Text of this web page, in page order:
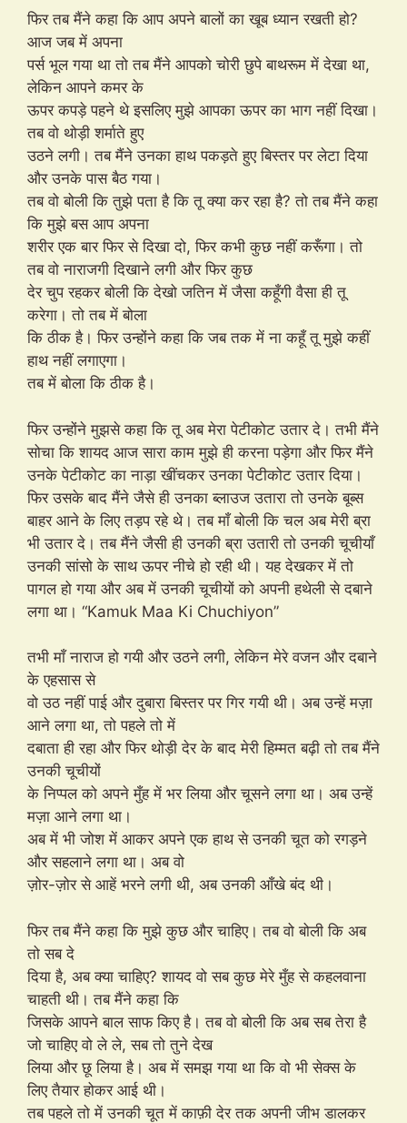
फिर तब मैंने कहा कि आप अपने बालों का खूब ध्यान रखती हो?
आज जब में अपना
पर्स भूल गया था तो तब मैंने आपको चोरी छुपे बाथरूम में देखा था,
लेकिन आपने कमर के
ऊपर कपड़े पहने थे इसलिए मुझे आपका ऊपर का भाग नहीं दिखा।
तब वो थोड़ी शर्माते हुए
उठने लगी। तब मैंने उनका हाथ पकड़ते हुए बिस्तर पर लेटा दिया
और उनके पास बैठ गया।
तब वो बोली कि तुझे पता है कि तू क्या कर रहा है? तो तब मैंने कहा
कि मुझे बस आप अपना
शरीर एक बार फिर से दिखा दो, फिर कभी कुछ नहीं करूँगा। तो
तब वो नाराजगी दिखाने लगी और फिर कुछ
देर चुप रहकर बोली कि देखो जतिन में जैसा कहूँगी वैसा ही तू
करेगा। तो तब में बोला
कि ठीक है। फिर उन्होंने कहा कि जब तक में ना कहूँ तू मुझे कहीं
हाथ नहीं लगाएगा।
तब में बोला कि ठीक है।
फिर उन्होंने मुझसे कहा कि तू अब मेरा पेटीकोट उतार दे। तभी मैंने
सोचा कि शायद आज सारा काम मुझे ही करना पड़ेगा और फिर मैंने
उनके पेटीकोट का नाड़ा खींचकर उनका पेटीकोट उतार दिया।
फिर उसके बाद मैंने जैसे ही उनका ब्लाउज उतारा तो उनके बूब्स
बाहर आने के लिए तड़प रहे थे। तब माँ बोली कि चल अब मेरी ब्रा
भी उतार दे। तब मैंने जैसी ही उनकी ब्रा उतारी तो उनकी चूचीयाँ
उनकी सांसो के साथ ऊपर नीचे हो रही थी। यह देखकर में तो
पागल हो गया और अब में उनकी चूचीयों को अपनी हथेली से दबाने
लगा था। “Kamuk Maa Ki Chuchiyon”
तभी माँ नाराज हो गयी और उठने लगी, लेकिन मेरे वजन और दबाने
के एहसास से
वो उठ नहीं पाई और दुबारा बिस्तर पर गिर गयी थी। अब उन्हें मज़ा
आने लगा था, तो पहले तो में
दबाता ही रहा और फिर थोड़ी देर के बाद मेरी हिम्मत बढ़ी तो तब मैंने
उनकी चूचीयों
के निप्पल को अपने मुँह में भर लिया और चूसने लगा था। अब उन्हें
मज़ा आने लगा था।
अब में भी जोश में आकर अपने एक हाथ से उनकी चूत को रगड़ने
और सहलाने लगा था। अब वो
ज़ोर-ज़ोर से आहें भरने लगी थी, अब उनकी आँखे बंद थी।
फिर तब मैंने कहा कि मुझे कुछ और चाहिए। तब वो बोली कि अब
तो सब दे
दिया है, अब क्या चाहिए? शायद वो सब कुछ मेरे मुँह से कहलवाना
चाहती थी। तब मैंने कहा कि
जिसके आपने बाल साफ किए है। तब वो बोली कि अब सब तेरा है
जो चाहिए वो ले ले, सब तो तुने देख
लिया और छू लिया है। अब में समझ गया था कि वो भी सेक्स के
लिए तैयार होकर आई थी।
तब पहले तो में उनकी चूत में काफ़ी देर तक अपनी जीभ डालकर